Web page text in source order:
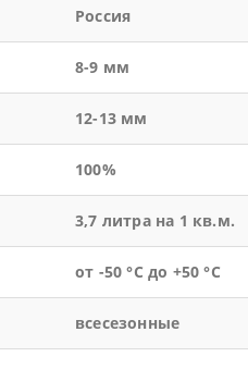
Россия
8-9 мм
12-13 мм
100%
3,7 литра на 1 кв.м.
от -50 °С до +50 °С
всесезонные